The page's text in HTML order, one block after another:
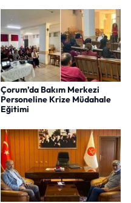
Çorum’da Bakım Merkezi
Personeline Krize Müdahale
Eğitimi